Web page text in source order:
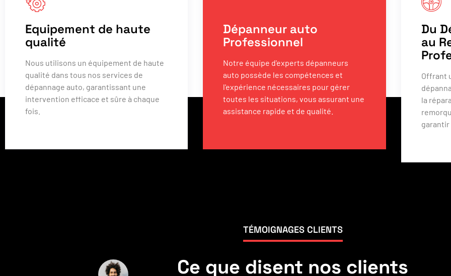
Equipement de haute
qualité
Nous utilisons un équipement de haute
qualité dans tous nos services de
dépannage auto, garantissant une
intervention efficace et sûre à chaque
fois.
Dépanneur auto
Professionnel
Notre équipe d'experts dépanneurs
auto possède les compétences et
l'expérience nécessaires pour gérer
toutes les situations, vous assurant une
assistance rapide et de qualité.
Du
au
Offrant
la
garantir
TÉMOIGNAGES CLIENTS
Ce que disent nos clients